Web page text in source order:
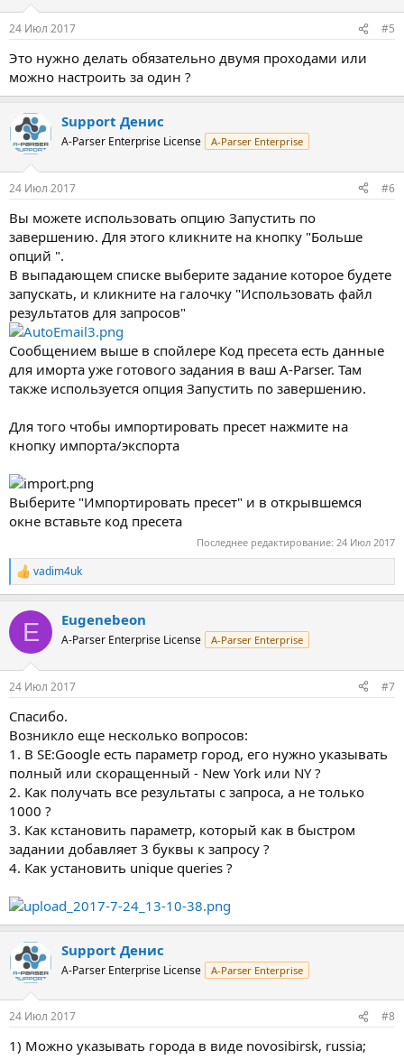
24 Июл 2017 #5
Это нужно делать обязательно двумя проходами или
можно настроить за один ?
Support Денис
A-Parser Enterprise License A-Parser Enterprise
24 Июл 2017 #6
Вы можете использовать опцию Запустить по
завершению. Для этого кликните на кнопку "Больше
опций ".
В выпадающем списке выберите задание которое будете
запускать, и кликните на галочку "Использовать файл
результатов для запросов"
Сообщением выше в спойлере Код пресета есть данные
для иморта уже готового задания в ваш A-Parser. Там
также используется опция Запустить по завершению.
Для того чтобы импортировать пресет нажмите на
кнопку импорта/экспорта
Выберите "Импортировать пресет" и в открывшемся
окне вставьте код пресета
Последнее редактирование: 24 Июл 2017
Р
е
к
и
vadim4uk
E Eugenebeon
A-Parser Enterprise License A-Parser Enterprise
24 Июл 2017 #7
Спасибо.
Возникло еще несколько вопросов:
1. В SE:Google есть параметр город, его нужно указывать
полный или скоращенный - New York или NY ?
2. Как получать все результаты с запроса, а не только
1000 ?
3. Как кстановить параметр, который как в быстром
задании добавляет 3 буквы к запросу ?
4. Как установить unique queries ?
Support Денис
A-Parser Enterprise License A-Parser Enterprise
24 Июл 2017 #8
1) Можно указывать города в виде novosibirsk, russia;